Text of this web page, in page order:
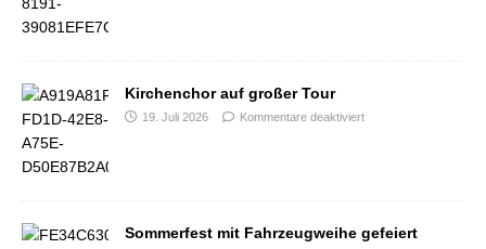
Kirchenchor auf großer Tour
19. Juli 2026 Kommentare deaktiviert
Sommerfest mit Fahrzeugweihe gefeiert